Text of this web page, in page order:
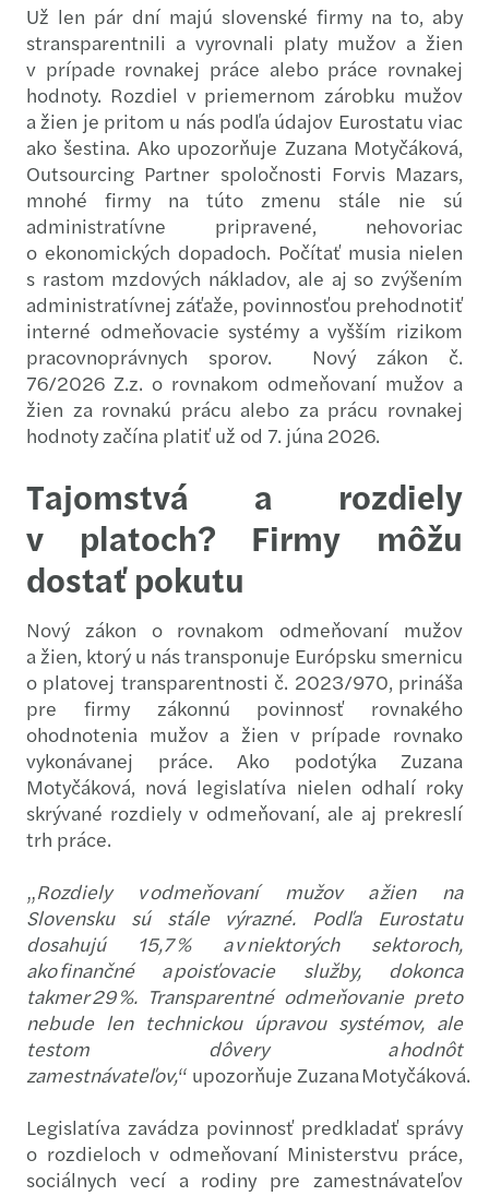
Už len pár dní majú slovenské firmy na to, aby
stransparentnili a vyrovnali platy mužov a žien
v prípade rovnakej práce alebo práce rovnakej
hodnoty. Rozdiel v priemernom zárobku mužov
a žien je pritom u nás podľa údajov Eurostatu viac
ako šestina. Ako upozorňuje Zuzana Motyčáková,
Outsourcing Partner spoločnosti Forvis Mazars,
mnohé firmy na túto zmenu stále nie sú
administratívne pripravené, nehovoriac
o ekonomických dopadoch. Počítať musia nielen
s rastom mzdových nákladov, ale aj so zvýšením
administratívnej záťaže, povinnosťou prehodnotiť
interné odmeňovacie systémy a vyšším rizikom
pracovnoprávnych sporov.
Nový zákon č.
76/2026 Z.z. o rovnakom odmeňovaní mužov a
žien za rovnakú prácu alebo za prácu rovnakej
hodnoty začína platiť už od 7. júna 2026.
Tajomstvá a rozdiely
v platoch? Firmy môžu
dostať pokutu
Nový zákon o rovnakom odmeňovaní mužov
a žien, ktorý u nás transponuje Európsku smernicu
o platovej transparentnosti č. 2023/970, prináša
pre firmy zákonnú povinnosť rovnakého
ohodnotenia mužov a žien v prípade rovnako
vykonávanej práce. Ako podotýka Zuzana
Motyčáková, nová legislatíva nielen odhalí roky
skrývané rozdiely v odmeňovaní, ale aj prekreslí
trh práce.
„Rozdiely v odmeňovaní mužov a žien na
Slovensku sú stále výrazné. Podľa Eurostatu
dosahujú 15,7 % a v niektorých sektoroch,
ako finančné a poisťovacie služby, dokonca
takmer 29 %. Transparentné odmeňovanie preto
nebude len technickou úpravou systémov, ale
testom dôvery a hodnôt
zamestnávateľov,“ upozorňuje Zuzana Motyčáková.
Legislatíva zavádza povinnosť predkladať správy
o rozdieloch v odmeňovaní Ministerstvu práce,
sociálnych vecí a rodiny pre zamestnávateľov